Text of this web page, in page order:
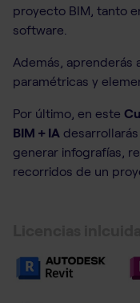
proyecto BIM, tanto
software.
Además, aprenderás
paramétricas y
Por último, en este
BIM + IA
generar infografías,
recorridos de un